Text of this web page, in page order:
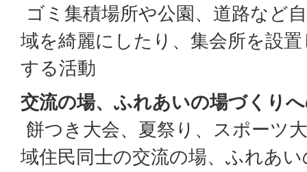
ゴミ集積場所や公園、道路など
域を綺麗にしたり、集会所を設
する活動
交流の場、ふれあいの場づくり
餅つき大会、夏祭り、スポーツ
域住民同士の交流の場、ふれあ